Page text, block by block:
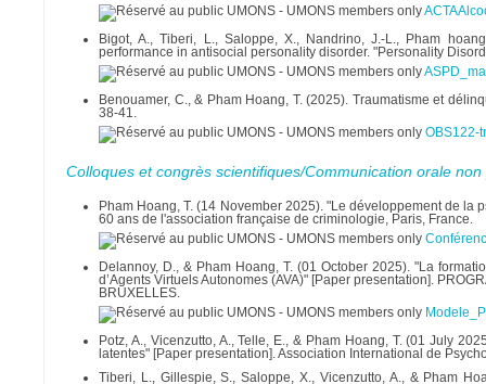
Bigot, A., Tiberi, L., Saloppe, X., Nandrino, J.-L., Pham
performance in antisocial personality disorder. "Personality
Benouamer, C., & Pham Hoang, T. (2025). Traumatisme et
38-41.
OBS122-
Colloques et congrès scientifiques/Communication orale
Pham Hoang, T. (14 November 2025). "Le développement de
60 ans de l'association française de criminologie, Paris, France.
Delannoy, D., & Pham Hoang, T. (01 October 2025). "La
d’Agents Virtuels Autonomes (AVA)" [Paper presentation].
BRUXELLES.
Potz, A., Vicenzutto, A., Telle, E., & Pham Hoang, T. (01 July
latentes" [Paper presentation]. Association International de
Tiberi, L., Gillespie, S., Saloppe, X., Vicenzutto, A., & Pham